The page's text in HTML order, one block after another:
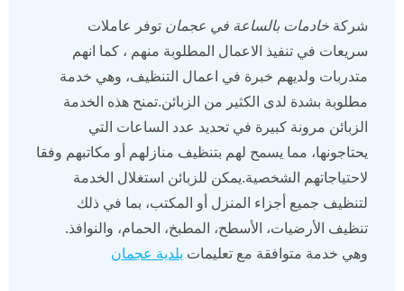
شركة خادمات بالساعة في عجمان توفر عاملات
سريعات في تنفيذ الاعمال المطلوبة منهم ، كما انهم
متدربات ولديهم خبرة في اعمال التنظيف، وهي خدمة
مطلوبة بشدة لدى الكثير من الزبائن.تمنح هذه الخدمة
الزبائن مرونة كبيرة في تحديد عدد الساعات التي
يحتاجونها، مما يسمح لهم بتنظيف منازلهم أو مكاتبهم وفقا
لاحتياجاتهم الشخصية.يمكن للزبائن استغلال الخدمة
لتنظيف جميع أجزاء المنزل أو المكتب، بما في ذلك
تنظيف الأرضيات، الأسطح، المطبخ، الحمام، والنوافذ.
وهي خدمة متوافقة مع تعليمات بلدية عجمان